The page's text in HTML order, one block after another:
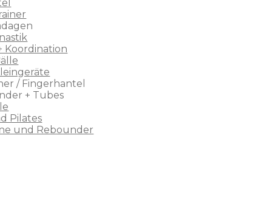
Koordination
/ Fingerhantel
+ Tubes
Pilates
und Rebounder